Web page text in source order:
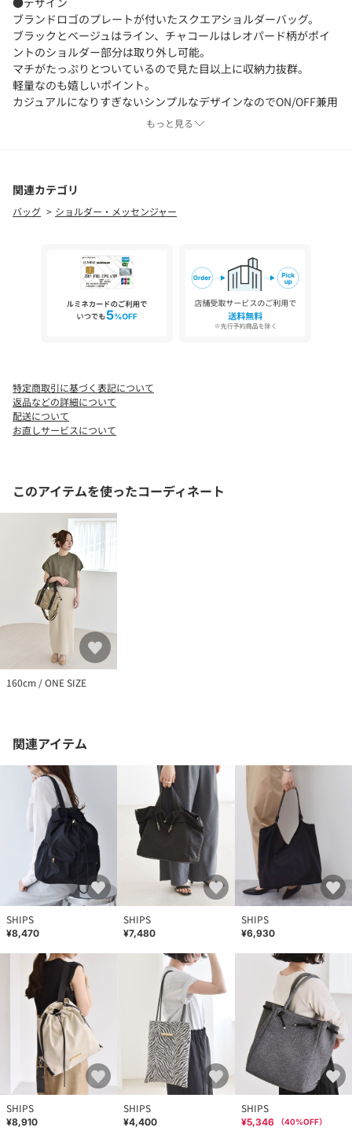
ブランドロゴのプレートが付いたスクエアショルダーバッグ。
ブラックとベージュはライン、チャコールはレオパード柄がポイ
ントのショルダー部分は取り外し可能。
マチがたっぷりとついているので見た目以上に収納力抜群。
軽量なのも嬉しいポイント。
カジュアルになりすぎないシンプルなデザインなのでON/OFF兼用
でお使いいただけるナイロンバッグです。
に4つ（ファスナー付き１、メッシュ1、ファスナー無し2）
内側：仕切り無し、ファスナー付き
上品な光沢感がオフィスコーデにマッチします。
※EC限定レーベルのため、店舗での展開はございません。
※素材によって、他の素材と密着させておくと、色移りする恐れ
付けると、磁気の影響で使用不能になることがありますので、ご
注意ください。
※照明の関係やパソコン・スマートフォンなどの環境により、色
味が多少異なって見える場合があります。商品の色味は、詳細の
確認の上、着用又はお取り扱い下さい。
※画像の商品はサンプルです。
実際の商品と仕様、加工、サイズが若干異なる場合がございま
‐‐公式Instagramではアイテム動画や新作情報をご覧いただけま
す‐‐
もっと見る
関連カテゴリ
バッグ ショルダー・メッセンジャー
特定商取引に基づく表記について
返品などの詳細について
配送について
お直しサービスについて
このアイテムを使ったコーディネート
160cm / ONE SIZE
関連アイテム
SHIPS
¥8,470
SHIPS
¥7,480
SHIPS
¥6,930
SHIPS
¥8,910
SHIPS
¥4,400
SHIPS
¥5,346 （40%OFF）